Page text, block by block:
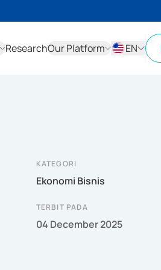
ResearchOur Platform
EN
KATEGORI
Ekonomi Bisnis
TERBIT PADA
04 December 2025